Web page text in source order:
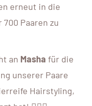
erneut in die
Paaren zu
an Masha für die
unserer Paare
Hairstyling,